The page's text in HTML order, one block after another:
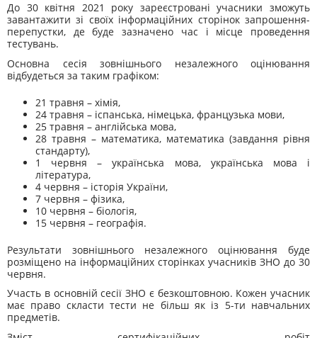
До 30 квітня 2021 року зареєстровані учасники зможуть
завантажити зі своїх інформаційних сторінок запрошення-
перепустки, де буде зазначено час і місце проведення
тестувань.
Основна сесія зовнішнього незалежного оцінювання
відбудеться за таким графіком:
21 травня – хімія,
24 травня – іспанська, німецька, французька мови,
25 травня – англійська мова,
28 травня – математика, математика (завдання рівня
стандарту),
1 червня – українська мова, українська мова і
література,
4 червня – історія України,
7 червня – фізика,
10 червня – біологія,
15 червня – географія.
Результати зовнішнього незалежного оцінювання буде
розміщено на інформаційних сторінках учасників ЗНО до 30
червня.
Участь в основній сесії ЗНО є безкоштовною. Кожен учасник
має право скласти тести не більш як із 5-ти навчальних
предметів.